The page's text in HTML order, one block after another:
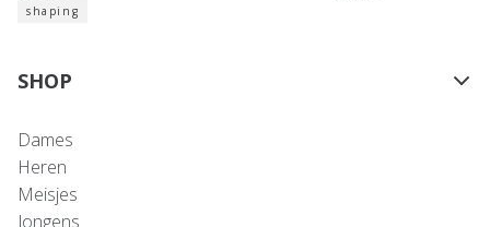
shaping
SHOP
Dames
Heren
Meisjes
Jongens